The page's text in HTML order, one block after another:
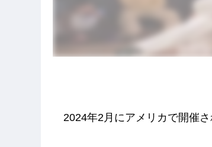
2024年2月にアメリカで開催